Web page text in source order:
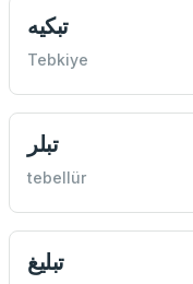
تبكيه
Tebkiye
تبلر
tebellür
تبليغ